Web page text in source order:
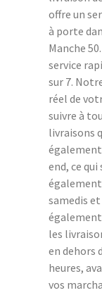
offre un
à porte
Manche
service
sur 7.
réel de
suivre à
livraisons
également
end, ce
samedis
les
en dehors
heures,
vos